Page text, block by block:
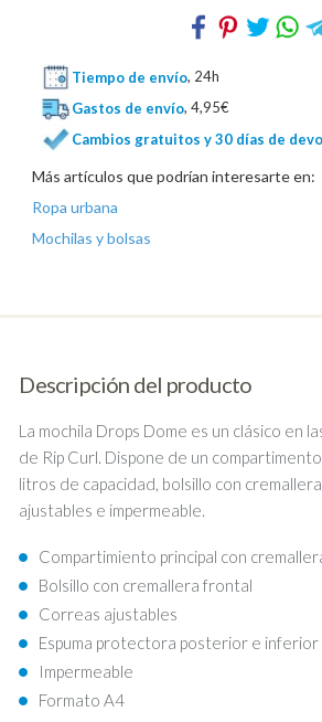
Tiempo de envío, 24h
Gastos de envío, 4,95€
Cambios gratuitos y 30 días de
Más artículos que podrían interesarte en:
Ropa urbana
Mochilas y bolsas
Descripción del producto
La mochila Drops Dome es un clásico en
de Rip Curl. Dispone de un
litros de capacidad, bolsillo con
ajustables e impermeable.
Compartimiento principal con
Bolsillo con cremallera frontal
Correas ajustables
Espuma protectora posterior e inferior
Impermeable
Formato A4